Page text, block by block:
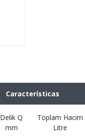
Características
Delik Q
mm
Toplam Hacim
Litre